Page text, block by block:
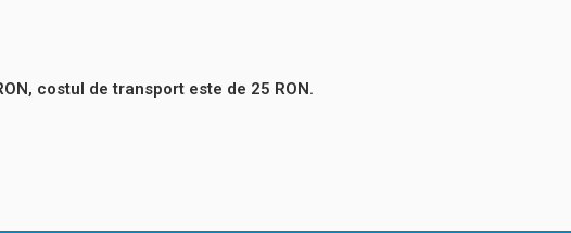
costul de transport este de 25 RON.